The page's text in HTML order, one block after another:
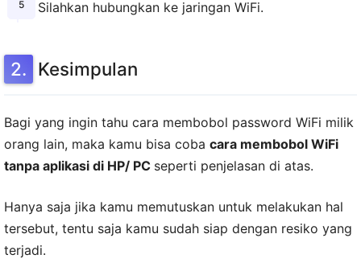
Silahkan hubungkan ke jaringan WiFi.
Kesimpulan
Bagi yang ingin tahu cara membobol password WiFi milik
orang lain, maka kamu bisa coba cara membobol WiFi
tanpa aplikasi di HP/ PC seperti penjelasan di atas.
Hanya saja jika kamu memutuskan untuk melakukan hal
tersebut, tentu saja kamu sudah siap dengan resiko yang
terjadi.